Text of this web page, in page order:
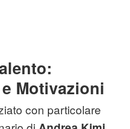
Motivazioni
con particolare